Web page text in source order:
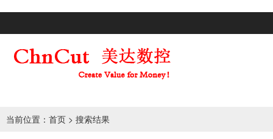
当前位置： 首页 > 搜索结果